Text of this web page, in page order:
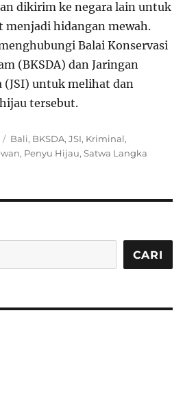
dikirim ke negara lain untuk
menjadi hidangan mewah.
Balai Konservasi
(BKSDA) dan Jaringan
(JSI) untuk melihat dan
tersebut.
Tags
Bali, BKSDA,JSI, Kriminal,
, Penyu Hijau,Satwa Langka
CARI